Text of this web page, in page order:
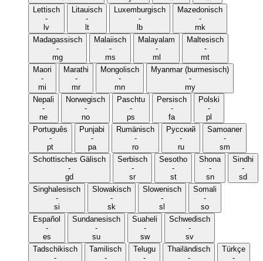
Lettisch
-
lv
Litauisch
-
lt
Luxemburgisch
-
lb
Mazedonisch
-
mk
Madagassisch
-
mg
Malaiisch
-
ms
Malayalam
-
ml
Maltesisch
-
mt
Maori
-
mi
Marathi
-
mr
Mongolisch
-
mn
Myanmar (burmesisch)
-
my
Nepali
-
ne
Norwegisch
-
no
Paschtu
-
ps
Persisch
-
fa
Polski
-
pl
Português
-
pt
Punjabi
-
pa
Rumänisch
-
ro
Русский
-
ru
Samoaner
-
sm
Schottisches Gälisch
-
gd
Serbisch
-
sr
Sesotho
-
st
Shona
-
sn
Sindhi
-
sd
Singhalesisch
-
si
Slowakisch
-
sk
Slowenisch
-
sl
Somali
-
so
Español
-
es
Sundanesisch
-
su
Suaheli
-
sw
Schwedisch
-
sv
Tadschikisch
-
Tamilisch
-
Telugu
-
Thailändisch
-
Türkçe
-